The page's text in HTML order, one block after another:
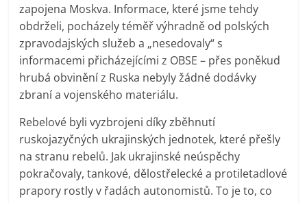
zapojena Moskva. Informace, které jsme tehdy
obdrželi, pocházely téměř výhradně od polských
zpravodajských služeb a „nesedovaly“ s
informacemi přicházejícími z OBSE – přes poněkud
hrubá obvinění z Ruska nebyly žádné dodávky
zbraní a vojenského materiálu.
Rebelové byli vyzbrojeni díky zběhnutí
ruskojazyčných ukrajinských jednotek, které přešly
na stranu rebelů. Jak ukrajinské neúspěchy
pokračovaly, tankové, dělostřelecké a protiletadlové
prapory rostly v řadách autonomistů. To je to, co